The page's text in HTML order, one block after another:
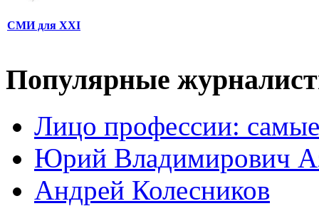
СМИ для XXI
Популярные
Лицо профессии:
Юрий Владимирович
Андрей Колесников